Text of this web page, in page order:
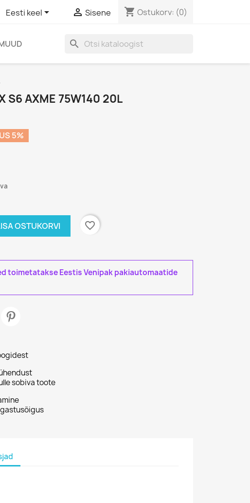
Eesti keel  Sisene shopping_cart Ostukorv: (0)
search
S6 AXME 75W140 20L
5%
OSTUKORVI
favorite_border
toimetatakse Eestis Venipak pakiautomaatide
sobiva toote